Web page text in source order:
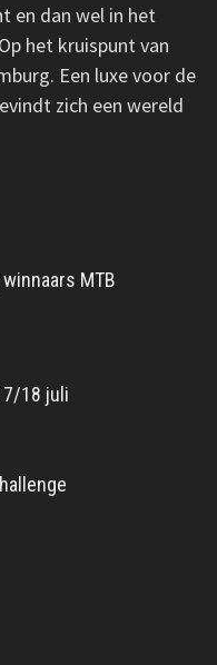
en dan wel in het
het kruispunt van
Een luxe voor de
zich een wereld
MTB
18 juli